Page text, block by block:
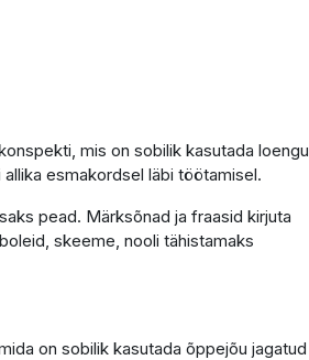
mis on sobilik kasutada loengu
esmakordsel läbi töötamisel.
pead. Märksõnad ja fraasid kirjuta
skeeme, nooli tähistamaks
on sobilik kasutada õppejõu jagatud